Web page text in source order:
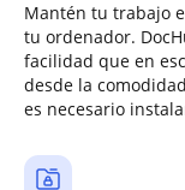
Mantén tu trabajo
tu ordenador.
facilidad que en
desde la
es necesario